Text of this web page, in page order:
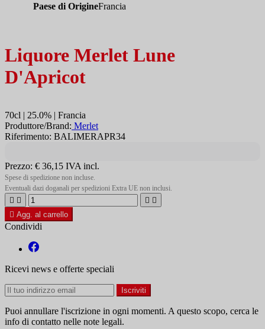
Paese di OrigineFrancia
Liquore Merlet Lune
D'Apricot
70cl | 25.0% | Francia
Produttore/Brand: Merlet
Riferimento: BALIMERAPR34
Prezzo: € 36,15 IVA incl.
Spese di spedizione non incluse.
Eventuali dazi doganali per spedizioni Extra UE non inclusi.
   
 Agg. al carrello
Condividi
Ricevi news e offerte speciali
Puoi annullare l'iscrizione in ogni momenti. A questo scopo, cerca le
info di contatto nelle note legali.